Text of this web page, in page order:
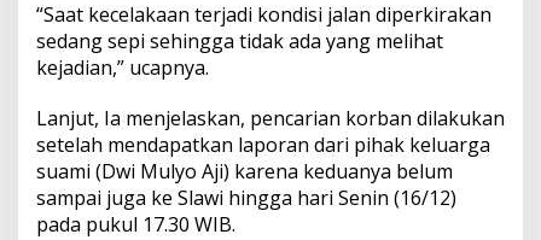
“Saat kecelakaan terjadi kondisi jalan diperkirakan
sedang sepi sehingga tidak ada yang melihat
kejadian,” ucapnya.
Lanjut, Ia menjelaskan, pencarian korban dilakukan
setelah mendapatkan laporan dari pihak keluarga
suami (Dwi Mulyo Aji) karena keduanya belum
sampai juga ke Slawi hingga hari Senin (16/12)
pada pukul 17.30 WIB.